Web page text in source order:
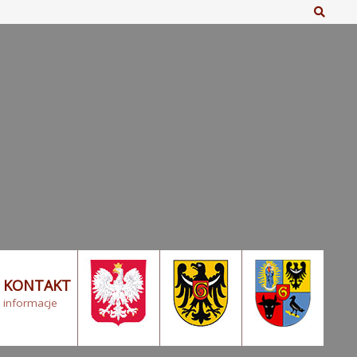
Szukaj
KONTAKT
informacje